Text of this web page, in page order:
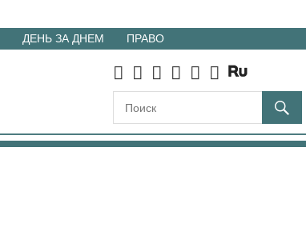
ДЕНЬ ЗА ДНЕМ ПРАВО